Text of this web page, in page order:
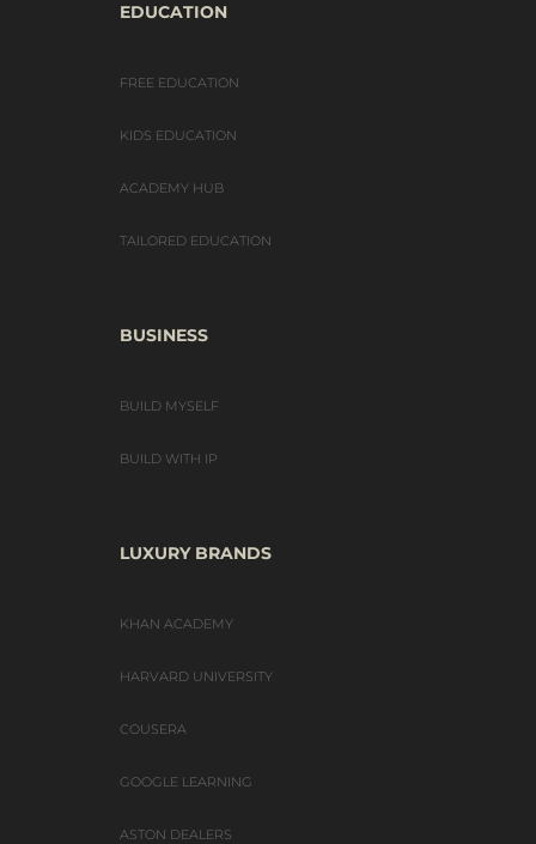
EDUCATION
FREE EDUCATION
KIDS EDUCATION
ACADEMY HUB
TAILORED EDUCATION
BUSINESS
BUILD MYSELF
BUILD WITH IP
LUXURY BRANDS
KHAN ACADEMY
HARVARD UNIVERSITY
COUSERA
GOOGLE LEARNING
ASTON DEALERS